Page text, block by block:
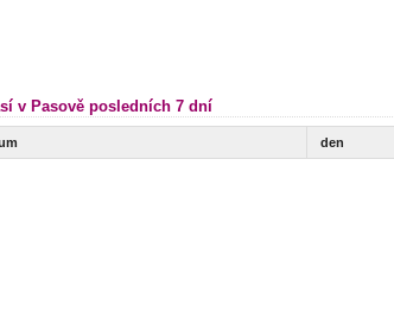
v Pasově posledních 7 dní
den